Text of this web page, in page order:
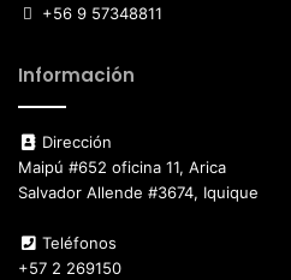
+56 9 57348811
Información
Dirección
Maipú #652 oficina 11, Arica
Salvador Allende #3674, Iquique
Teléfonos
+57 2 269150